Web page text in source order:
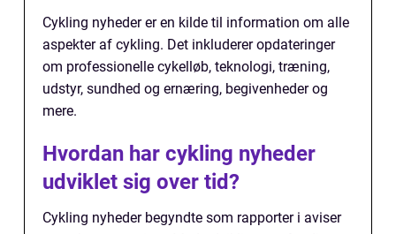
Cykling nyheder er en kilde til information om alle
aspekter af cykling. Det inkluderer opdateringer
om professionelle cykelløb, teknologi, træning,
udstyr, sundhed og ernæring, begivenheder og
mere.
Hvordan har cykling nyheder
udviklet sig over tid?
Cykling nyheder begyndte som rapporter i aviser